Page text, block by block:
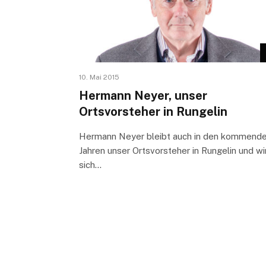
10. Mai 2015
Hermann Neyer, unser
Ortsvorsteher in Rungelin
Hermann Neyer bleibt auch in den
Jahren unser Ortsvorsteher in Rungelin und
sich…